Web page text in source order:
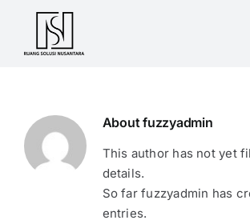
content
Aboutfuzzyadmin
This author has not yet
details.
So far fuzzyadmin has
entries.